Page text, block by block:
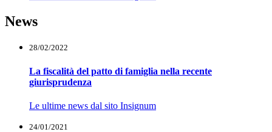
News
28/02/2022
La fiscalità del patto di famiglia nella recente
giurisprudenza
Le ultime news dal sito Insignum
24/01/2021